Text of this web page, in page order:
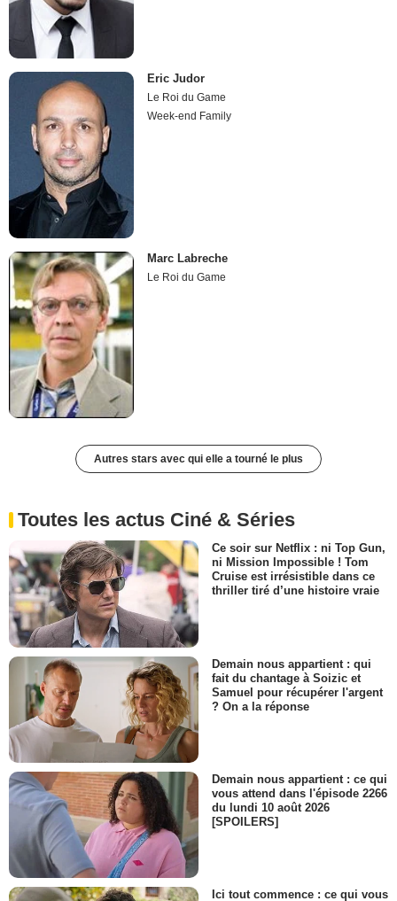
Eric Judor
Le Roi du Game
Week-end Family
Marc Labreche
Le Roi du Game
Autres stars avec qui elle a tourné le plus
Toutes les actus Ciné & Séries
Ce soir sur Netflix : ni Top Gun,
ni Mission Impossible ! Tom
Cruise est irrésistible dans ce
thriller tiré d’une histoire vraie
Demain nous appartient : qui
fait du chantage à Soizic et
Samuel pour récupérer l'argent
? On a la réponse
Demain nous appartient : ce qui
vous attend dans l'épisode 2266
du lundi 10 août 2026
[SPOILERS]
Ici tout commence : ce qui vous